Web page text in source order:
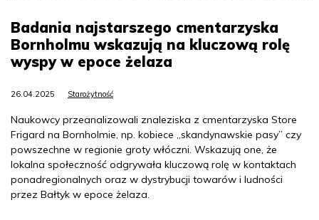
Badania najstarszego cmentarzyska
Bornholmu wskazują na kluczową rolę
wyspy w epoce żelaza
26.04.2025 Starożytność
Naukowcy przeanalizowali znaleziska z cmentarzyska Store
Frigard na Bornholmie, np. kobiece „skandynawskie pasy” czy
powszechne w regionie groty włóczni. Wskazują one, że
lokalna społeczność odgrywała kluczową rolę w kontaktach
ponadregionalnych oraz w dystrybucji towarów i ludności
przez Bałtyk w epoce żelaza.